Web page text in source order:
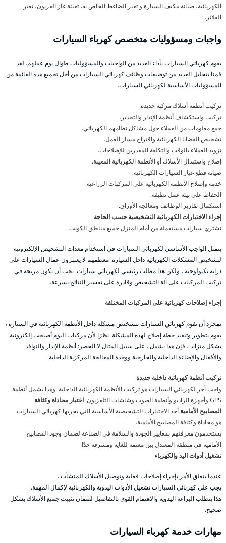
الكهربائية، صيانة مكيف السيارة و تغير الضاغط الخاص به، تعبئة غاز الفريون، تغير
الفلاتر.
واجبات ومسؤوليات متخصص كهرباء السيارات
يقوم كهربائي السيارات بأداء العديد من الواجبات والمسؤوليات طوال يوم عملهم. لقد
قمنا بتحليل العديد من توصيفات وظائف كهربائي السيارات من أجل تجميع هذه القائمة من
المسؤوليات الأساسية لكهربائي السيارات.
تركيب أنظمة أسلاك مركبة جديدة.
تركيب واستكشاف أنظمة الإنذار والتحذير.
جمع معلومات من العملاء حول مشاكل نظامهم الكهربائي.
تشخيص القضايا الكهربائية واقتراح مسار العمل.
تزويد العملاء بالوقت والتكلفة المقدرين للإصلاحات.
إصلاح واستبدال الأسلاك أو الأنظمة الكهربائية المعيبة.
صيانة قطع غيار السيارات الكهربائية.
خدمة وإصلاح الأنظمة الكهربائية على المركبات الزراعية.
الحفاظ على بيئة عمل نظيفة.
استكمال تقارير الوظائف ومعالجة الأوراق.
إجراء الاختبارات الكهربائية التشخيصية حسب الحاجة
نشتري سيارات مستعملة من أمام المنزل جميع مناطق الكويت .
يتمثل الواجب الأساسي لكهربائي السيارات في استخدام معدات التشخيص الإلكترونية
لتشخيص المشكلات الكهربائية داخل السيارة. معظمهم لا يعتبرون عمال السيارات على
دراية تكنولوجية ، ولكن هذا مطلب رئيسي لكهربائي سيارات. يجب أن تكون مريحة في
تركيب المركبات على آلة التشخيص وقادرة على تفسير النتائج بسرعة.
إجراء إصلاحات كهربائية على المركبات المختلفة
بمجرد أن يقوم كهربائي السيارات بتشخيص مشكلة داخل الأنظمة الكهربائية في السيارة ،
يقوم بتطوير وتنفيذ خطة إصلاح لهذه المشكلة. نظرًا لأن مركبات اليوم أصبحت إلكترونية
بشكل متزايد ، فإن هذا يشمل ، على سبيل المثال لا الحصر: أنظمة الإنذار والنوافذ
والأقفال والإضاءة الداخلية والخارجية ووحدة المعالجة المركزية الداخلية.
تركيب أنظمة كهربائية داخلية جديدة
واجب آخر لكهربائي السيارات هو تركيب الأنظمة الكهربائية الداخلية. وهذا يشمل أنظمة
GPS وأجهزة الراديو وأنظمة الصوت وشاشات التلفزيون.
اختبار محاذاة وكثافة
المصابيح الأمامية أحد الاختبارات التشخيصية الأساسية التي يجريها كهربائي السيارات
هو محاذاة وكثافة المصابيح الأمامية.
يستخدمون معرفتهم بمعايير الجودة والسلامة في الصناعة لضمان وجود المصابيح
الأمامية في منطقة المعتدل بين معتمة للغاية ومشرقة جدًا.
تشغيل أدوات اليد والكهرباء
عندما يتعلق الأمر بإجراء إصلاحات فعلية وتوصيل الأسلاك للمنشآت ،
يجب على كهربائي السيارات تشغيل الأدوات اليدوية والكهربائية لإكمال المهمة.
هذا يتطلب البراعة اليدوية والاهتمام القوي بالتفاصيل لضمان تثبيت جميع الأسلاك بشكل
صحيح.
مهارات خدمة كهرباء السيارات